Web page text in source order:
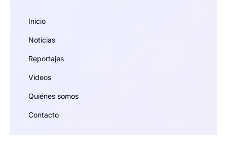
Inicio
Noticias
Reportajes
Videos
Quiénes somos
Contacto